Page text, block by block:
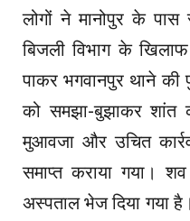
लोगों ने मानोपुर के
बिजली विभाग के
पाकर भगवानपुर थाने की
को समझा-बुझाकर
मुआवजा और उचित
समाप्त कराया गया।
अस्पताल भेज दिया गया